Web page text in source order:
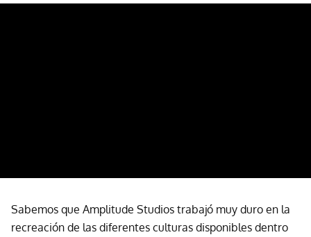
Sabemos que Amplitude Studios trabajó muy duro en la
recreación de las diferentes culturas disponibles dentro